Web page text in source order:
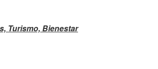
Turismo, Bienestar